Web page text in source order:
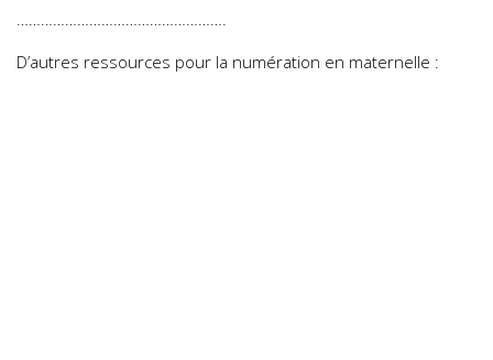
D’autres ressources pour la numération en maternelle :